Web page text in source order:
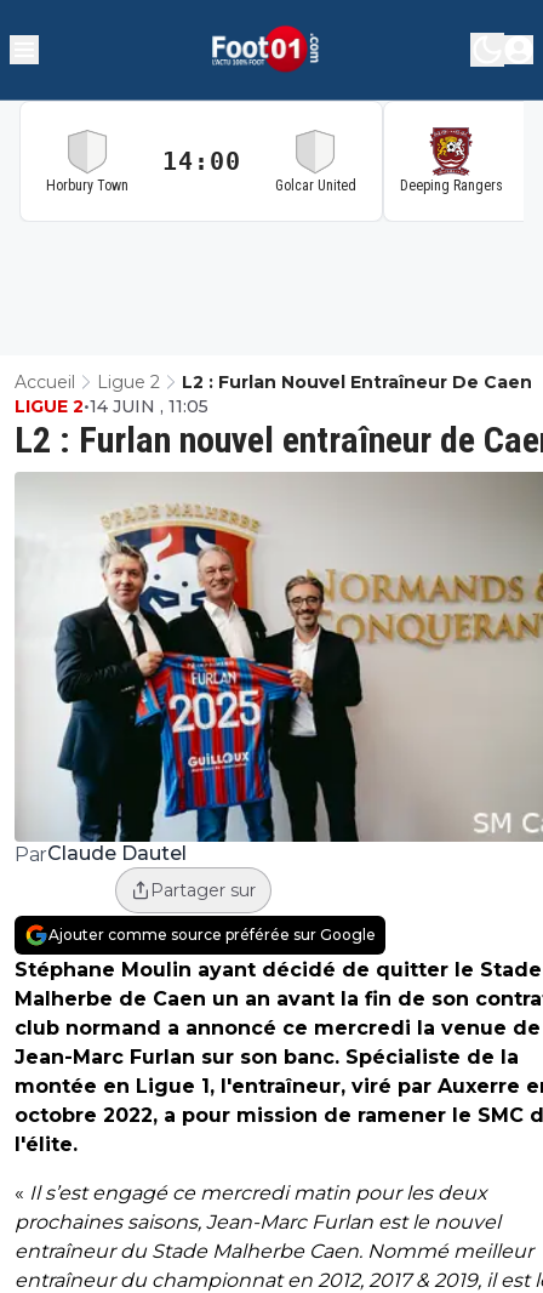
Horbury Town
14:00
Golcar United Deeping Rangers
Accueil Ligue 2 L2 : Furlan Nouvel Entraîneur De Caen
L2 : Furlan nouvel entraîneur de
LIGUE 2•14 JUIN , 11:05
ParClaude Dautel
Partager sur
Ajouter comme source préférée sur Google
Stéphane Moulin ayant décidé de quitter le Stade
Malherbe de Caen un an avant la fin de son
club normand a annoncé ce mercredi la venue de
Jean-Marc Furlan sur son banc. Spécialiste de la
montée en Ligue 1, l'entraîneur, viré par Auxerre
octobre 2022, a pour mission de ramener le SMC
l'élite.
« Il s’est engagé ce mercredi matin pour les deux
prochaines saisons, Jean-Marc Furlan est le nouvel
entraîneur du Stade Malherbe Caen. Nommé meilleur
entraîneur du championnat en 2012, 2017 & 2019, il est